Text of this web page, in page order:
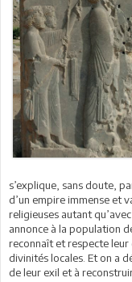
s’explique, sans doute,
d’un empire immense et
religieuses autant
annonce à la population
reconnaît et respecte
divinités locales. Et on a
de leur exil et à